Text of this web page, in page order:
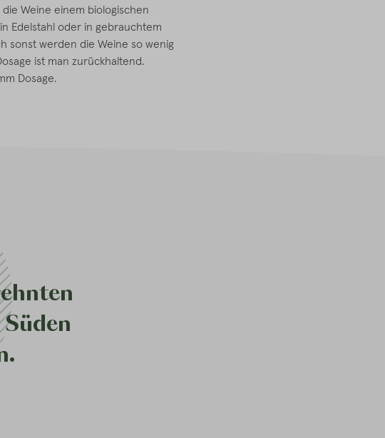
Weine einem biologischen
Edelstahl oder in gebrauchtem
sonst werden die Weine so wenig
ist man zurückhaltend.
Dosage.